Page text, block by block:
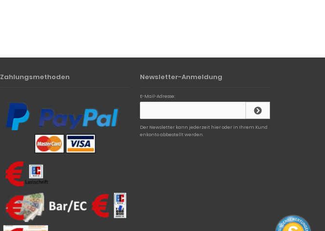
Zahlungsmethoden Newsletter-Anmeldung
E-Mail-Adresse:
Der Newsletter kann jederzeit hier oder in Ihrem Kund
enkonto abbestellt werden.